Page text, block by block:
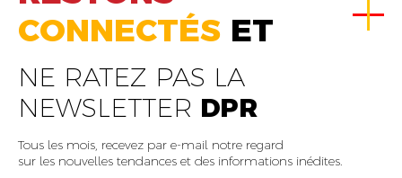
CONNECTÉS ET
NE RATEZ PAS LA
NEWSLETTER DPR
Tous les mois, recevez par e-mail notre regard
sur les nouvelles tendances et des informations inédites.